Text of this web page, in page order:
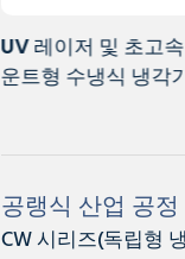
6U 공랭식 랙 칠러
랙 장착 가능, ±0.1℃
공랭식 산업 공정
CW 시리즈(독립형